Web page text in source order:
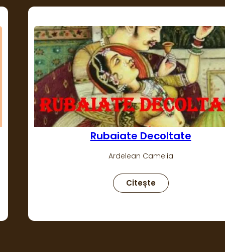
Rubaiate Decoltate
Ardelean Camelia
Citește:
Rubaiate